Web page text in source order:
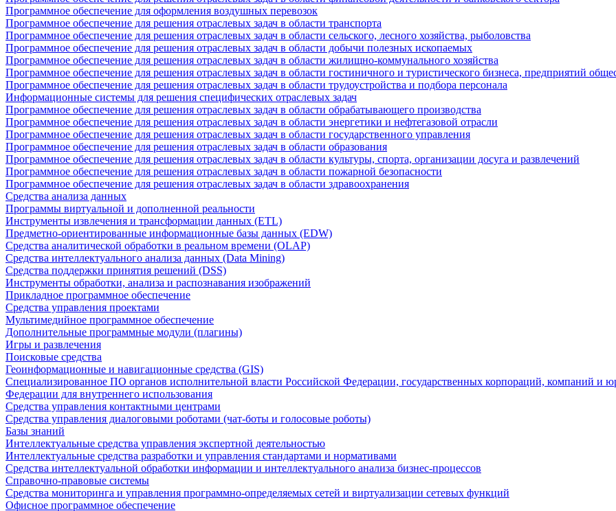
Программное обеспечение для оформления воздушных перевозок
Программное обеспечение для решения отраслевых задач в области транспорта
Программное обеспечение для решения отраслевых задач в области сельского, лесного хозяйства, рыболовства
Программное обеспечение для решения отраслевых задач в области добычи полезных ископаемых
Программное обеспечение для решения отраслевых задач в области жилищно-коммунального хозяйства
Программное обеспечение для решения отраслевых задач в области гостиничного и туристического бизнеса, предприятий
Программное обеспечение для решения отраслевых задач в области трудоустройства и подбора персонала
Информационные системы для решения специфических отраслевых задач
Программное обеспечение для решения отраслевых задач в области обрабатывающего производства
Программное обеспечение для решения отраслевых задач в области энергетики и нефтегазовой отрасли
Программное обеспечение для решения отраслевых задач в области государственного управления
Программное обеспечение для решения отраслевых задач в области образования
Программное обеспечение для решения отраслевых задач в области культуры, спорта, организации досуга и развлечений
Программное обеспечение для решения отраслевых задач в области пожарной безопасности
Программное обеспечение для решения отраслевых задач в области здравоохранения
Средства анализа данных
Программы виртуальной и дополненной реальности
Инструменты извлечения и трансформации данных (ETL)
Предметно-ориентированные информационные базы данных (EDW)
Средства аналитической обработки в реальном времени (OLAP)
Средства интеллектуального анализа данных (Data Mining)
Средства поддержки принятия решений (DSS)
Инструменты обработки, анализа и распознавания изображений
Прикладное программное обеспечение
Средства управления проектами
Мультимедийное программное обеспечение
Дополнительные программные модули (плагины)
Игры и развлечения
Поисковые средства
Геоинформационные и навигационные средства (GIS)
Специализированное ПО органов исполнительной власти Российской Федерации, государственных корпораций, компаний и
Федерации для внутреннего использования
Средства управления контактными центрами
Средства управления диалоговыми роботами (чат-боты и голосовые роботы)
Базы знаний
Интеллектуальные средства управления экспертной деятельностью
Интеллектуальные средства разработки и управления стандартами и нормативами
Средства интеллектуальной обработки информации и интеллектуального анализа бизнес-процессов
Справочно-правовые системы
Средства мониторинга и управления программно-определяемых сетей и виртуализации сетевых функций
Офисное программное обеспечение